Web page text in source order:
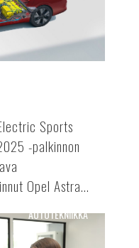
Sports
-palkinnon
Opel Astra...
AUTOTEKNIIKKA